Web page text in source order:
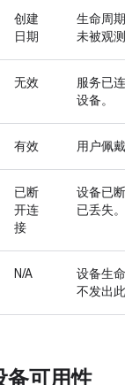
创建
日期
生命周
未被观测
无效
服务已
设备。
有效 用户佩
已断
开连
接
设备已
已丢失。
N/A
设备生
不发出此
备可用性